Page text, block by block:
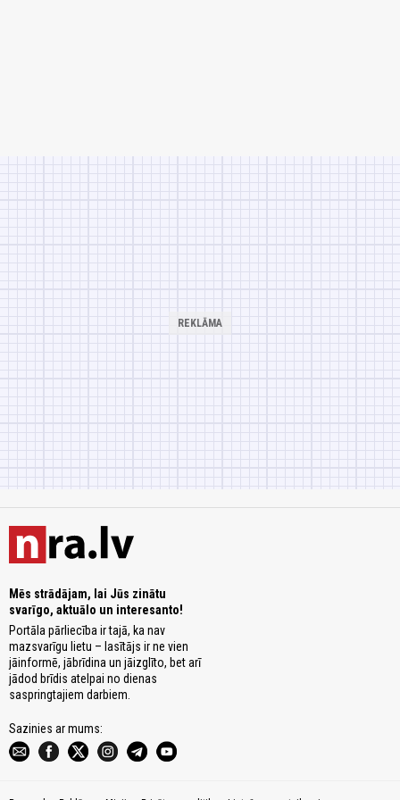
Mēs strādājam, lai Jūs zinātu
svarīgo, aktuālo un interesanto!
Portāla pārliecība ir tajā, ka nav
mazsvarīgu lietu – lasītājs ir ne vien
jāinformē, jābrīdina un jāizglīto, bet arī
jādod brīdis atelpai no dienas
saspringtajiem darbiem.
Sazinies ar mums: